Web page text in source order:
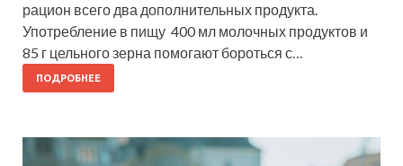
рацион всего два дополнительных продукта.
Употребление в пищу 400 мл молочных продуктов и
85 г цельного зерна помогают бороться с…
ПОДРОБНЕЕ